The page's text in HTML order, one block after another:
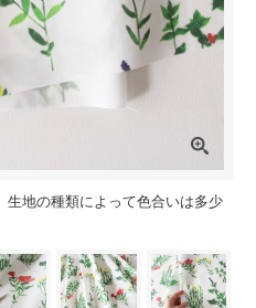
地の種類によって色合いは多少